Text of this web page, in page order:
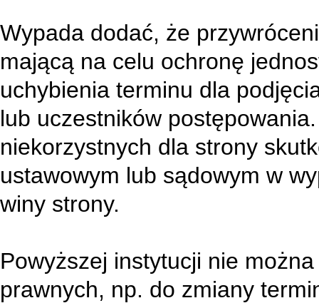
Wypada dodać, że
mającą na celu ochronę
uchybienia terminu dla
lub uczestników
niekorzystnych dla strony
ustawowym lub sądowym w
winy strony.
Powyższej instytucji nie
prawnych, np. do zmiany